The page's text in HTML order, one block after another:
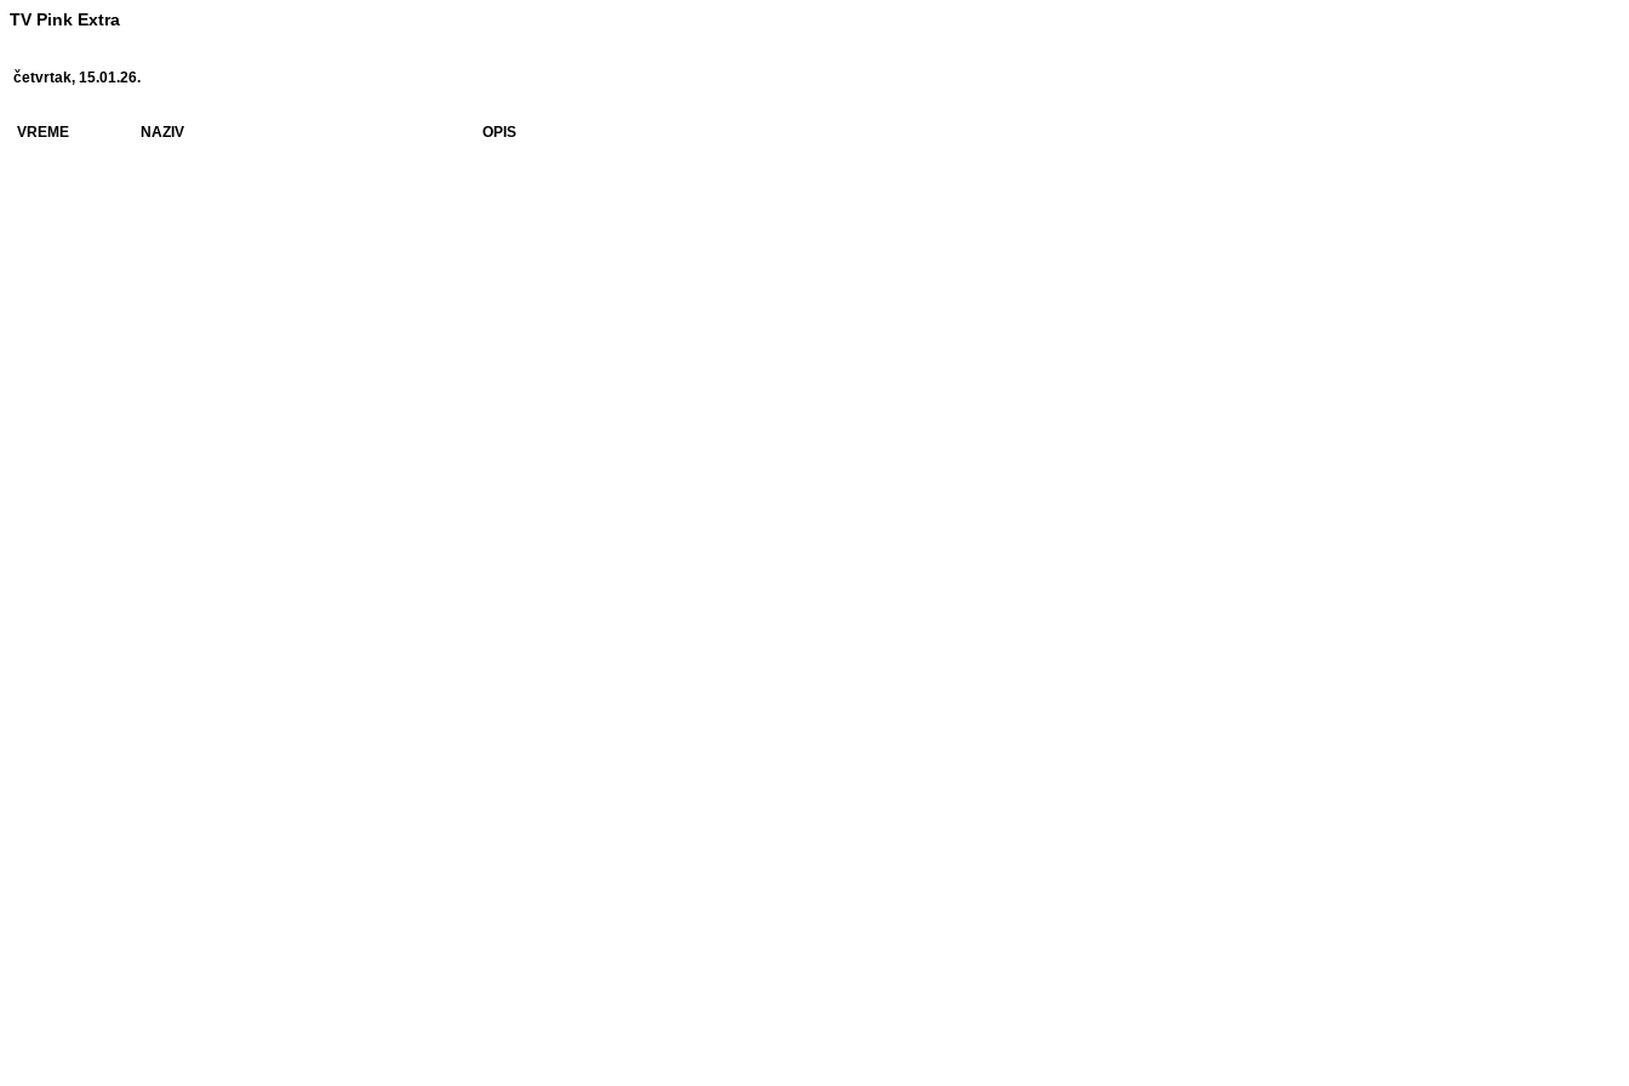
TV Pink Extra
četvrtak, 15.01.26.
VREME NAZIV OPIS